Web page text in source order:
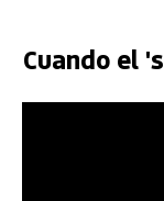
Cuando el